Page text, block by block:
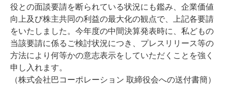
役との面談要請を断られている状況にも鑑み、企業価値
向上及び株主共同の利益の最大化の観点で、上記各要請
をいたしました。今年度の中間決算発表時に、私どもの
当該要請に係るご検討状況につき、プレスリリース等の
方法により何等かの意志表示をしていただくことを強く
申し入れます。
（株式会社巴コーポレーション 取締役会への送付書簡）